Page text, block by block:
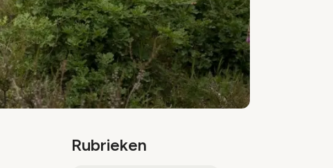
Rubrieken